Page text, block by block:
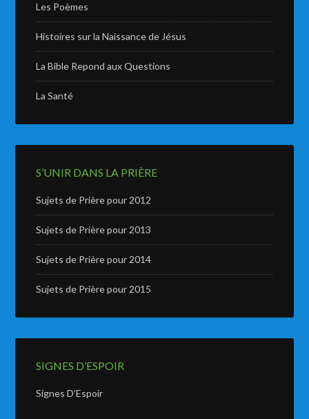
Les Poèmes
Histoires sur la Naissance de Jésus
La Bible Repond aux Questions
La Santé
S’UNIR DANS LA PRIÈRE
Sujets de Prière pour 2012
Sujets de Prière pour 2013
Sujets de Prière pour 2014
Sujets de Prière pour 2015
SIGNES D’ESPOIR
Signes D’Espoir